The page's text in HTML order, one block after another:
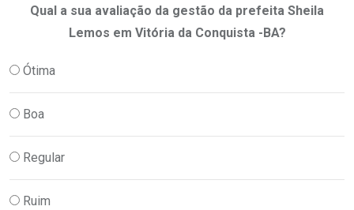
Qual a sua avaliação da gestão da prefeita Sheila
Lemos em Vitória da Conquista -BA?
Ótima
Boa
Regular
Ruim